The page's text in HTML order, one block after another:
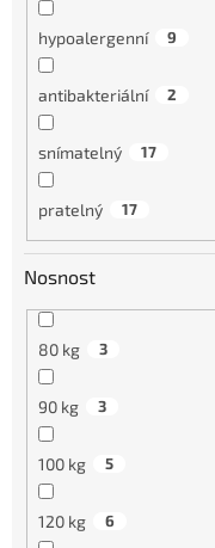
hypoalergenní 9
antibakteriální 2
snímatelný 17
pratelný 17
Nosnost
80 kg 3
90 kg 3
100 kg 5
120 kg 6